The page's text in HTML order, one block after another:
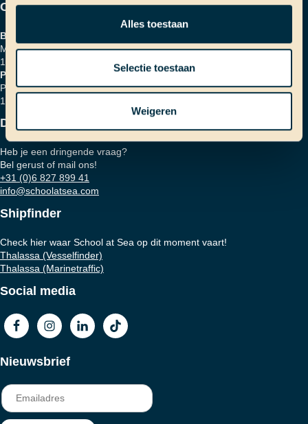
Alles toestaan
Selectie toestaan
Weigeren
Contactgegevens
Bezoekadres
Marinierskade 59
1018 HZ Amsterdam
Postadres
Postbus 16664
1001 RD Amsterdam
Dringende vraag?
Heb je een dringende vraag?
Bel gerust of mail ons!
+31 (0)6 827 899 41
info@schoolatsea.com
Shipfinder
Check hier waar School at Sea op dit moment vaart!
Thalassa (Vesselfinder)
Thalassa (Marinetraffic)
Social media
Nieuwsbrief